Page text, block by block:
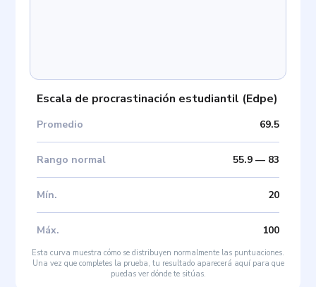
Escala de procrastinación estudiantil (Edpe)
Promedio 69.5
Rango normal 55.9— 83
Mín. 20
Máx. 100
Esta curva muestra cómo se distribuyen normalmente las puntuaciones.
Una vez que completes la prueba, tu resultado aparecerá aquí para que
puedas ver dónde te sitúas.